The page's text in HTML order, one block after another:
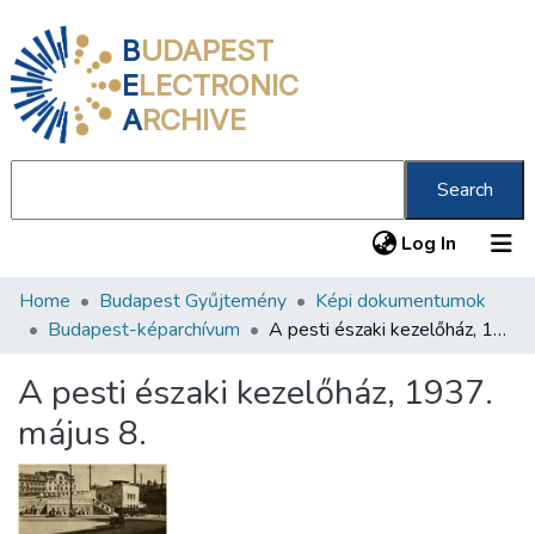
BUDAPEST
ELECTRONIC
ARCHIVE
Search
Log In (current)
Communities & Collections
Statistics
About us
Home Budapest Gyűjtemény
Képi dokumentumok
Budapest-képarchívum
A pesti északi kezelőház, 1937. május 8.
A pesti északi kezelőház, 1937.
május 8.